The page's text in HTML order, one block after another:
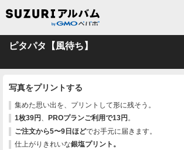
ピタパタ【風待ち】
写真をプリントする
集めた思い出を、プリントして形に残そう。
1枚39円 、 PROプランご利用で13円 。
ご注文から5〜9日ほどでお手元に届きます。
仕上がりきれいな銀塩プリント。